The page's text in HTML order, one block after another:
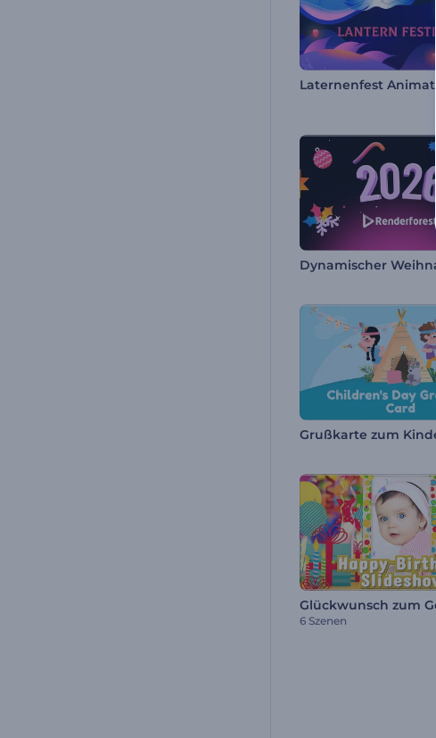
Laternenfest
Grußkarte zum
6 Szenen